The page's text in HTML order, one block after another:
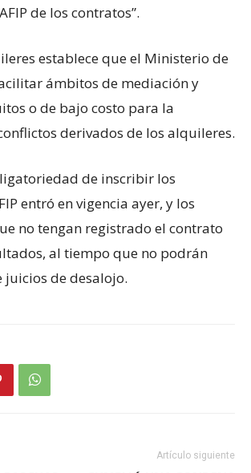
de los contratos”.
establece que el Ministerio de
ámbitos de mediación y
o de bajo costo para la
derivados de los alquileres.
de inscribir los
entró en vigencia ayer, y los
no tengan registrado el contrato
al tiempo que no podrán
juicios de desalojo.
Artículo siguiente